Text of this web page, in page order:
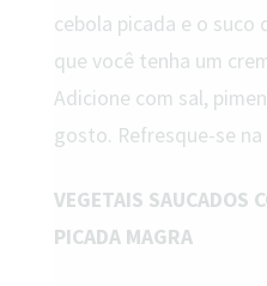
cebola picada e o
que você tenha um
Adicione com sal,
gosto. Refresque-se
VEGETAIS SAUCADOS
PICADA MAGRA